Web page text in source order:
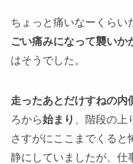
ちょっと痛いなーくらい
ごい痛みになって襲いか
はそうでした。
走ったあとだけすねの内
ろから始まり 、階段の上
さすがにここまでくると
静にしていましたが、仕